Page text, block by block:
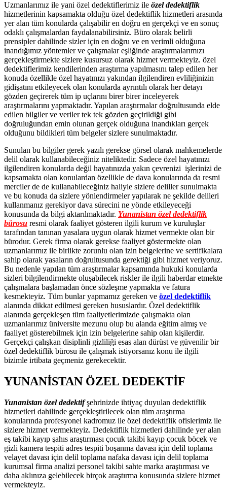
Uzmanlarımız ile yani özel dedektiflerimiz ile özel dedektiflik
hizmetlerinin kapsamakta olduğu özel dedektiflik hizmetleri arasında
yer alan tüm konularda çalışabilir en doğru en gerçekçi ve en sonuç
odaklı çalışmalardan faydalanabilirsiniz. Büro olarak belirli
prensipler dahilinde sizler için en doğru ve en verimli olduğuna
inandığımız yöntemler ve çalışmalar eşliğinde araştırmalarımızı
gerçekleştirmekte sizlere kusursuz olarak hizmet vermekteyiz. özel
dedektiflerimiz kendilerinden araştırma yapılmasını talep edilen her
konuda özellikle özel hayatınızı yakından ilgilendiren evliliğinizin
gidişatını etkileyecek olan konularda ayrıntılı olarak her detayı
gözden geçirerek tüm ip uçlarını birer birer inceleyerek
araştırmalarını yapmaktadır. Yapılan araştırmalar doğrultusunda elde
edilen bilgiler ve veriler tek tek gözden geçirildiği gibi
doğruluğundan emin olunan gerçek olduğuna inandıkları gerçek
olduğunu bildikleri tüm belgeler sizlere sunulmaktadır.
Sunulan bu bilgiler gerek yazılı gerekse görsel olarak mahkemelerde
delil olarak kullanabileceğiniz niteliktedir. Sadece özel hayatınızı
ilgilendiren konularda değil hayatınızda yakın çevrenizi işlerinizi de
kapsamakta olan konulardan özellikle de dava konularında da resmi
merciler de de kullanabileceğiniz haliyle sizlere deliller sunulmakta
ve bu konuda da sizlere yönlendirmeler yapılarak ne şekilde delileri
kullanmanız gerekiyor dava sürecini ne yönde etkileyeceği
konusunda da bilgi aktarılmaktadır. Yunanistan özel dedektiflik
bürosu resmi olarak faaliyet gösteren ilgili kurum ve kuruluşlar
tarafından tanınan yasalara uygun olarak hizmet vermekte olan bir
bürodur. Gerek firma olarak gerekse faaliyet göstermekte olan
uzmanlarımız ile birlikte zorunlu olan izin belgelerine ve sertifikalara
sahip olarak yasaların doğrultusunda gerektiği gibi hizmet veriyoruz.
Bu nedenle yapılan tüm araştırmalar kapsamında hukuki konularda
sizleri bilgilendirmekte oluşabilecek riskler ile ilgili haberdar etmekte
çalışmalara başlamadan önce sözleşme yapmakta ve fatura
kesmekteyiz. Tüm bunlar yapmamız gereken ve özel dedektiflik
alanında dikkat edilmesi gereken hususlardır. Özel dedektiflik
alanında gerçekleşen tüm faaliyetlerimizde çalışmakta olan
uzmanlarımız üniversite mezunu olup bu alanda eğitim almış ve
faaliyet gösterebilmek için izin belgelerine sahip olan kişilerdir.
Gerçekçi çalışkan disiplinli gizliliği esas alan dürüst ve güvenilir bir
özel dedektiflik bürosu ile çalışmak istiyorsanız konu ile ilgili
bizimle irtibata geçmeniz gerekecektir.
YUNANİSTAN ÖZEL DEDEKTİF
Yunanistan özel dedektifşehrinizde ihtiyaç duyulan dedektiflik
hizmetleri dahilinde gerçekleştirilecek olan tüm araştırma
konularında profesyonel kadromuz ile özel dedektiflik ofislerimiz ile
sizlere hizmet vermekteyiz. Dedektiflik hizmetleri dahilinde yer alan
eş takibi kayıp şahıs araştırması çocuk takibi kayıp çocuk böcek ve
gizli kamera tespiti adres tespiti boşanma davası için delil toplama
velayet davası için delil toplama nafaka davası için delil toplama
kurumsal firma analizi personel takibi sahte marka araştırması ve
daha aklınıza gelebilecek birçok araştırma konusunda sizlere hizmet
vermekteyiz.